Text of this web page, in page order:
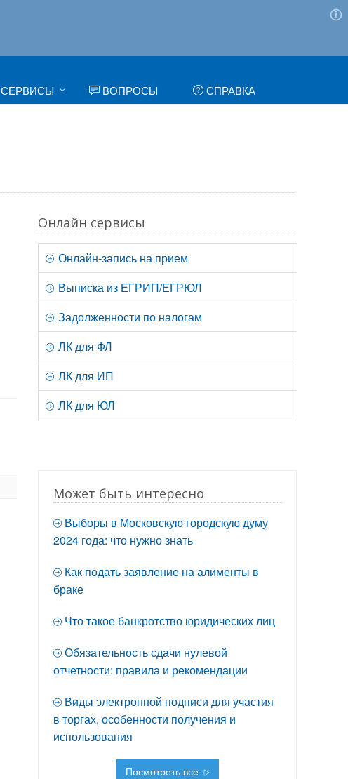
СЕРВИСЫ ВОПРОСЫ СПРАВКА
Онлайн сервисы
Онлайн-запись на прием
Выписка из ЕГРИП/ЕГРЮЛ
Задолженности по налогам
ЛК для ФЛ
ЛК для ИП
ЛК для ЮЛ
Может быть интересно
Выборы в Московскую городскую думу
2024 года: что нужно знать
Как подать заявление на алименты в
браке
Что такое банкротство юридических лиц
Обязательность сдачи нулевой
отчетности: правила и рекомендации
Виды электронной подписи для участия
в торгах, особенности получения и
использования
Посмотреть все